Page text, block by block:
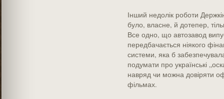
Інший недолік роботи
було, власне, й дотепер,
Все одно, що автозавод
передбачається ніякого
системи, яка б
подумати про українські
навряд чи можна довіряти
фільмах.